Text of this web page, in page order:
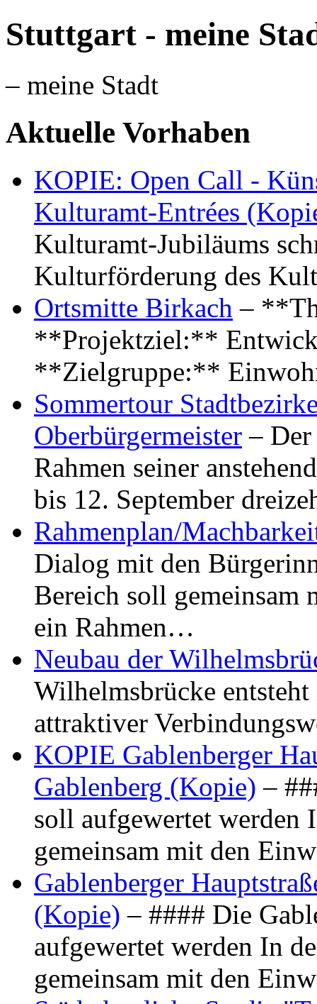
Stuttgart - meine
– meine Stadt
Aktuelle Vorhaben
KOPIE: Open Call -
Kulturamt-Entrées
Kulturamt-Jubiläums
Kulturförderung des
Ortsmitte Birkach –
**Projektziel:**
**Zielgruppe:**
Sommertour
Oberbürgermeister –
Rahmen seiner
bis 12. September
Rahmenplan/
Dialog mit den
Bereich soll gemeinsam
ein Rahmen…
Neubau der
Wilhelmsbrücke
attraktiver
KOPIE Gablenberger
Gablenberg (Kopie) –
soll aufgewertet werden
gemeinsam mit den
Gablenberger
(Kopie) – #### Die
aufgewertet werden In
gemeinsam mit den